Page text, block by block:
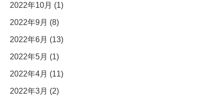
2022年10月 (1)
2022年9月 (8)
2022年6月 (13)
2022年5月 (1)
2022年4月 (11)
2022年3月 (2)